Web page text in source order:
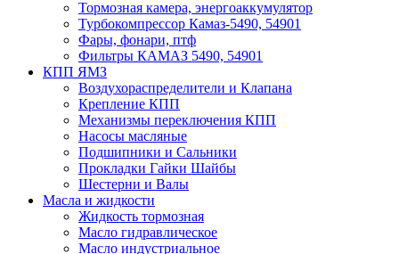
Тормозная камера, энергоаккумулятор
Турбокомпрессор Камаз-5490, 54901
Фары, фонари, птф
Фильтры КАМАЗ 5490, 54901
КПП ЯМЗ
Воздухораспределители и Клапана
Крепление КПП
Механизмы переключения КПП
Насосы масляные
Подшипники и Сальники
Прокладки Гайки Шайбы
Шестерни и Валы
Масла и жидкости
Жидкость тормозная
Масло гидравлическое
Масло индустриальное